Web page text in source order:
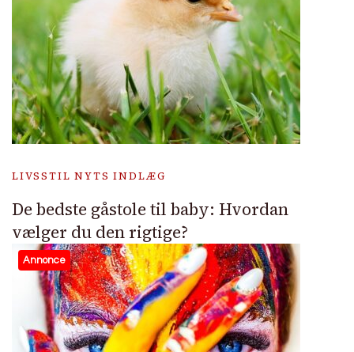
LIVSSTIL NYTS INDLÆG
De bedste gåstole til baby: Hvordan
vælger du den rigtige?
Annonce